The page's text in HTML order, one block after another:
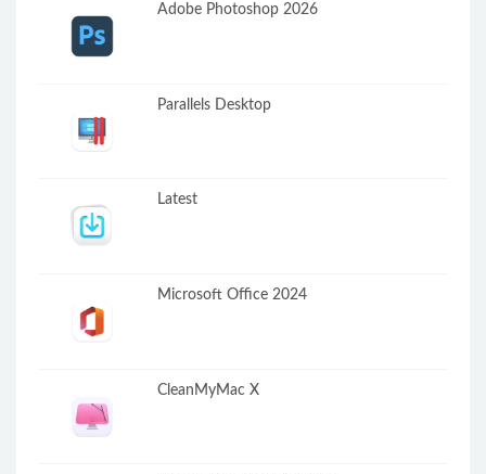
Adobe Photoshop 2026
Parallels Desktop
Latest
Microsoft Office 2024
CleanMyMac X